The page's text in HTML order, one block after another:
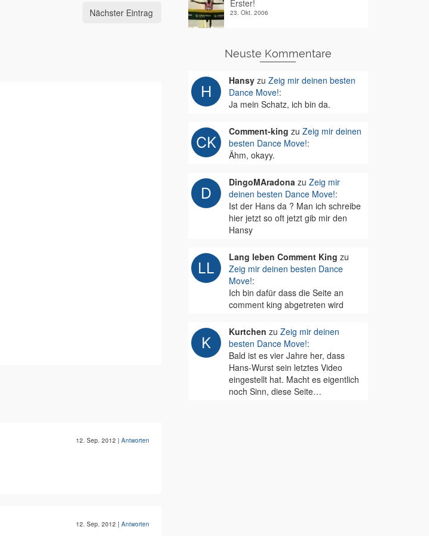
Nächster Eintrag
12. Sep. 2012 | Antworten
12. Sep. 2012 | Antworten
Erster!
23. Okt. 2006
Neuste Kommentare
Hansyzu Zeig mir deinen besten
Dance Move!:
Ja mein Schatz, ich bin da.
Comment-king zu Zeig mir deinen
besten Dance Move!:
Ähm, okayy.
DingoMAradonazu Zeig mir
deinen besten Dance Move!:
Ist der Hans da ? Man ich schreibe
hier jetzt so oft jetzt gib mir den
Hansy
Lang leben Comment King zu
Zeig mir deinen besten Dance
Move!:
Ich bin dafür dass die Seite an
comment king abgetreten wird
Kurtchen zu Zeig mir deinen
besten Dance Move!:
Bald ist es vier Jahre her, dass
Hans-Wurst sein letztes Video
eingestellt hat. Macht es eigentlich
noch Sinn, diese Seite…